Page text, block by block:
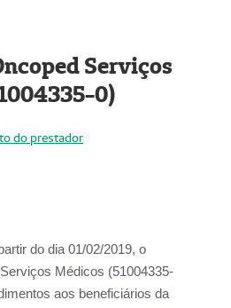
Serviços
0)
do prestador
do dia 01/02/2019, o
Médicos (51004335-
aos beneficiários da